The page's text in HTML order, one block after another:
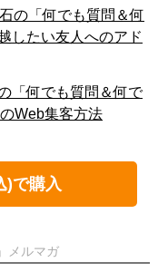
の「何でも質問＆何
したい友人へのアド
「何でも質問＆何で
Web集客方法
)で購入
メルマガ